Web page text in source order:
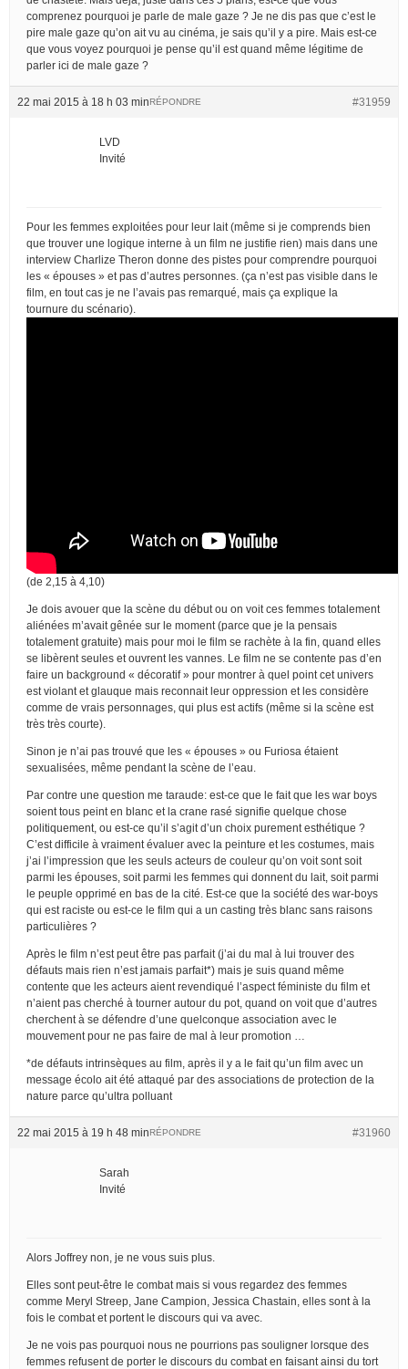
comprenez pourquoi je parle de male gaze ? Je ne dis pas que c’est le
pire male gaze qu’on ait vu au cinéma, je sais qu’il y a pire. Mais est-ce
que vous voyez pourquoi je pense qu’il est quand même légitime de
parler ici de male gaze ?
22 mai 2015 à 18 h 03 min #31959
RÉPONDRE
LVD
Invité
Pour les femmes exploitées pour leur lait (même si je comprends bien
que trouver une logique interne à un film ne justifie rien) mais dans une
interview Charlize Theron donne des pistes pour comprendre pourquoi
les « épouses » et pas d’autres personnes. (ça n’est pas visible dans le
film, en tout cas je ne l’avais pas remarqué, mais ça explique la
tournure du scénario).
(de 2,15 à 4,10)
Je dois avouer que la scène du début ou on voit ces femmes totalement
aliénées m’avait gênée sur le moment (parce que je la pensais
totalement gratuite) mais pour moi le film se rachète à la fin, quand elles
se libèrent seules et ouvrent les vannes. Le film ne se contente pas d’en
faire un background « décoratif » pour montrer à quel point cet univers
est violant et glauque mais reconnait leur oppression et les considère
comme de vrais personnages, qui plus est actifs (même si la scène est
très très courte).
Sinon je n’ai pas trouvé que les « épouses » ou Furiosa étaient
sexualisées, même pendant la scène de l’eau.
Par contre une question me taraude: est-ce que le fait que les war boys
soient tous peint en blanc et la crane rasé signifie quelque chose
politiquement, ou est-ce qu’il s’agit d’un choix purement esthétique ?
C’est difficile à vraiment évaluer avec la peinture et les costumes, mais
j’ai l’impression que les seuls acteurs de couleur qu’on voit sont soit
parmi les épouses, soit parmi les femmes qui donnent du lait, soit parmi
le peuple opprimé en bas de la cité. Est-ce que la société des war-boys
qui est raciste ou est-ce le film qui a un casting très blanc sans raisons
particulières ?
Après le film n’est peut être pas parfait (j’ai du mal à lui trouver des
défauts mais rien n’est jamais parfait*) mais je suis quand même
contente que les acteurs aient revendiqué l’aspect féministe du film et
n’aient pas cherché à tourner autour du pot, quand on voit que d’autres
cherchent à se défendre d’une quelconque association avec le
mouvement pour ne pas faire de mal à leur promotion …
*de défauts intrinsèques au film, après il y a le fait qu’un film avec un
message écolo ait été attaqué par des associations de protection de la
nature parce qu’ultra polluant
22 mai 2015 à 19 h 48 min #31960
RÉPONDRE
Sarah
Invité
Alors Joffrey non, je ne vous suis plus.
Elles sont peut-être le combat mais si vous regardez des femmes
comme Meryl Streep, Jane Campion, Jessica Chastain, elles sont à la
fois le combat et portent le discours qui va avec.
Je ne vois pas pourquoi nous ne pourrions pas souligner lorsque des
femmes refusent de porter le discours du combat en faisant ainsi du tort